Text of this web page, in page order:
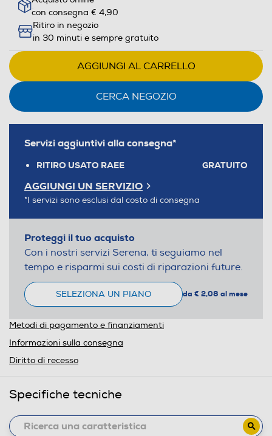
con consegna € 4,90
Ritiro in negozio
in 30 minuti e sempre gratuito
AGGIUNGI AL CARRELLO
CERCA NEGOZIO
Servizi aggiuntivi alla consegna*
RITIRO USATO RAEE GRATUITO
AGGIUNGI UN SERVIZIO
*I servizi sono esclusi dal costo di consegna
Proteggi il tuo acquisto
Con i nostri servizi Serena, ti seguiamo nel
tempo e risparmi sui costi di riparazioni future.
SELEZIONA UN PIANO da € 2,08 al mese
Metodi di pagamento e finanziamenti
Informazioni sulla consegna
Diritto di recesso
Specifiche tecniche